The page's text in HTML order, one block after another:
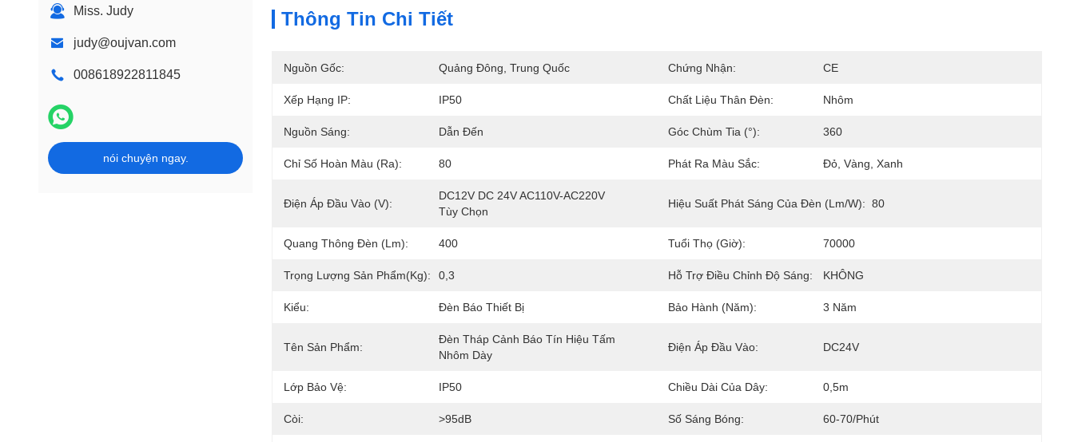
Miss. Judy
judy@oujvan.com
008618922811845
nói chuyện ngay.
Thông Tin Chi Tiết
Nguồn Gốc: Quảng Đông, Trung Quốc Chứng Nhận: CE
Xếp Hạng IP: IP50 Chất Liệu Thân Đèn: Nhôm
Nguồn Sáng: Dẫn Đến Góc Chùm Tia (°): 360
Chỉ Số Hoàn Màu (Ra): 80 Phát Ra Màu Sắc: Đỏ, Vàng, Xanh
Điện Áp Đầu Vào (V):
DC12V DC 24V AC110V-AC220V
Tùy Chọn
Hiệu Suất Phát Sáng Của Đèn (lm/w): 80
Quang Thông Đèn (lm): 400 Tuổi Thọ (giờ): 70000
Trọng Lượng Sản Phẩm(kg): 0,3 Hỗ Trợ Điều Chỉnh Độ Sáng: KHÔNG
Kiểu: Đèn Báo Thiết Bị Bảo Hành (Năm): 3 Năm
Tên Sản Phẩm:
Đèn Tháp Cảnh Báo Tín Hiệu Tấm
Nhôm Dày
Điện Áp Đầu Vào: DC24V
Lớp Bảo Vệ: IP50 Chiều Dài Của Dây: 0,5m
Còi: >95dB Số Sáng Bóng: 60-70/phút